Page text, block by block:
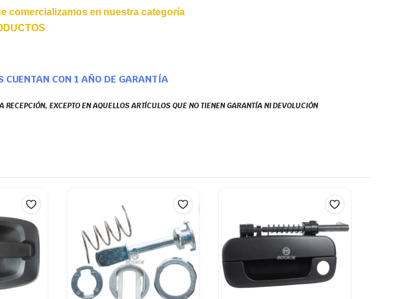
comercializamos en nuestra categoría
CUENTAN CON 1 AÑO DE GARANTÍA
EXCEPTO EN AQUELLOS ARTÍCULOS QUE NO TIENEN GARANTÍA NI DEVOLUCIÓN